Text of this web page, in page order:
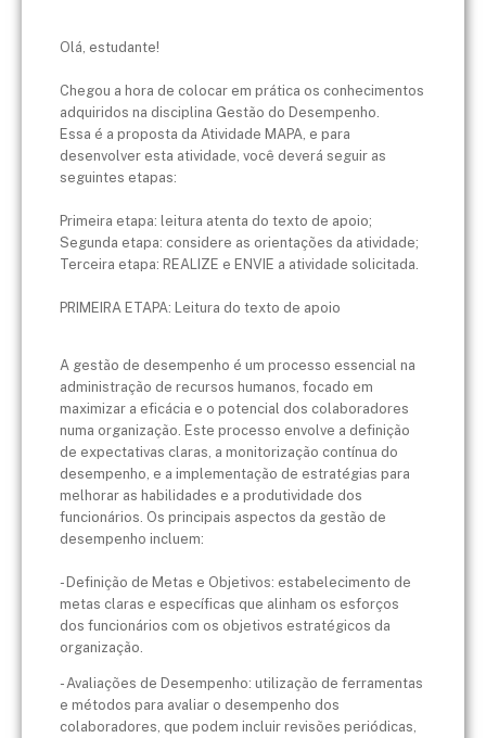
Olá, estudante!
Chegou a hora de colocar em prática os conhecimentos
adquiridos ​na disciplina Gestão do Desempenho.
Essa é a proposta da Atividade MAPA, e para
desenvolver esta atividade, você deverá seguir as
seguintes etapas:
Primeira etapa: leitura atenta do texto de apoio;
Segunda etapa: considere as orientações da atividade;
Terceira etapa: REALIZE e ENVIE a atividade solicitada.​
PRIMEIRA ETAPA: Leitura do texto de apoio
A gestão de desempenho é um processo essencial na
administração de recursos humanos, focado em
maximizar a eficácia e o potencial dos colaboradores
numa organização. Este processo envolve a definição
de expectativas claras, a monitorização contínua do
desempenho, e a implementação de estratégias para
melhorar as habilidades e a produtividade dos
funcionários. Os principais aspectos da gestão de
desempenho incluem:
- Definição de Metas e Objetivos: estabelecimento de
metas claras e específicas que alinham os esforços
dos funcionários com os objetivos estratégicos da
organização.
- Avaliações de Desempenho: utilização de ferramentas
e métodos para avaliar o desempenho dos
colaboradores, que podem incluir revisões periódicas,